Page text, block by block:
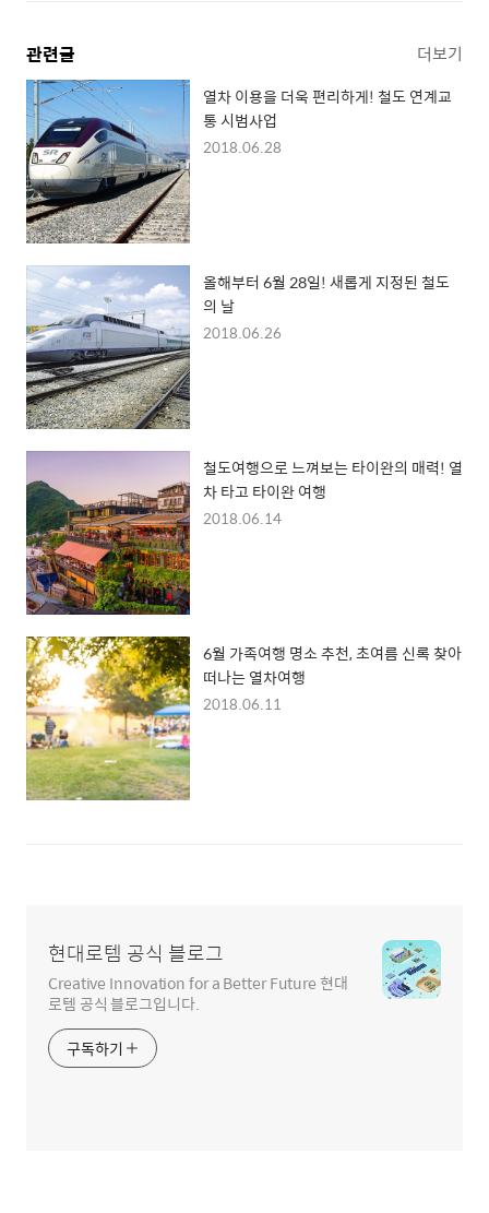
관련글 더보기
열차 이용을 더욱 편리하게! 철도 연계교
통 시범사업
2018.06.28
올해부터 6월 28일! 새롭게 지정된 철도
의 날
2018.06.26
철도여행으로 느껴보는 타이완의 매력! 열
차 타고 타이완 여행
2018.06.14
6월 가족여행 명소 추천, 초여름 신록 찾아
떠나는 열차여행
2018.06.11
현대로템 공식 블로그
Creative Innovation for a Better Future 현대
로템 공식 블로그입니다.
구독하기